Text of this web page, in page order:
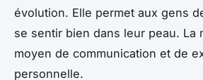
évolution. Elle permet aux gens
se sentir bien dans leur peau. La
moyen de communication et de
personnelle.